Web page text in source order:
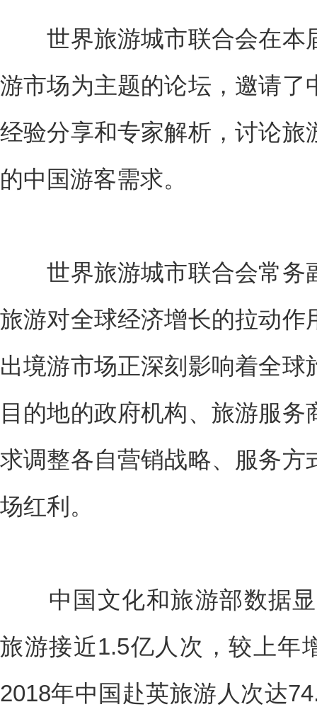
世界旅游城市联合会在本
游市场为主题的论坛，邀请了
经验分享和专家解析，讨论旅
的中国游客需求。
世界旅游城市联合会常务
旅游对全球经济增长的拉动作
出境游市场正深刻影响着全
目的地的政府机构、旅游服
求调整各自营销战略、服务方
场红利。
中国文化和旅游部数据显
旅游接近1.5亿人次，较上年
2018年中国赴英旅游人次达